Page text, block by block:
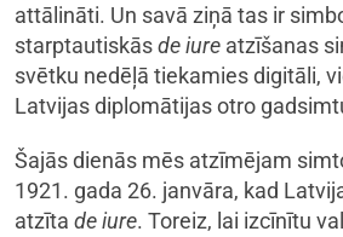
attālināti. Un savā ziņā tas ir
starptautiskāsde iure atzīšanas
svētku nedēļā tiekamies digitāli,
Latvijas diplomātijas otro
Šajās dienās mēs atzīmējam
1921. gada 26. janvāra, kad
atzīta de iure. Toreiz, lai izcīnītu